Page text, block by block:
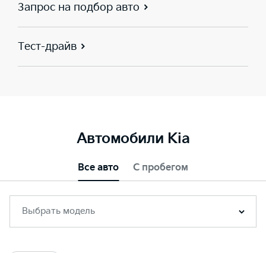
Запрос на подбор авто
Тест-драйв
Автомобили Kia
Все авто С пробегом
Выбрать модель